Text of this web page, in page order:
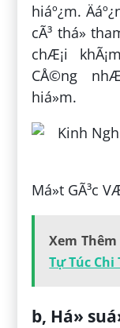
hiáº¿m.
cÃ³ thá»
chÆ¡i
CÅ©ng
hiá»m.
Má»t GÃ³c
Xem Thêm
Tự Túc
b, Há»